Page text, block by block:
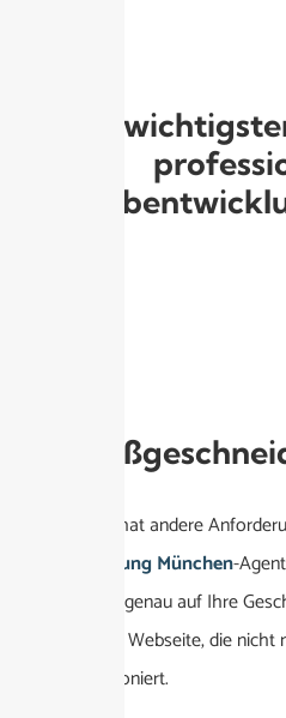
🌟 Die
1.
Jede Website hat andere
Webentwicklung München-
Lösungen, die genau auf Ihre
Ergebnis? Eine Webseite, die
effektiv funktioniert.